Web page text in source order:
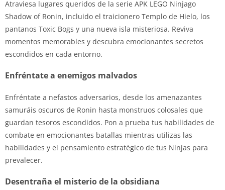
Atraviesa lugares queridos de la serie APK LEGO Ninjago
Shadow of Ronin, incluido el traicionero Templo de Hielo, los
pantanos Toxic Bogs y una nueva isla misteriosa. Reviva
momentos memorables y descubra emocionantes secretos
escondidos en cada entorno.
Enfréntate a enemigos malvados
Enfréntate a nefastos adversarios, desde los amenazantes
samuráis oscuros de Ronin hasta monstruos colosales que
guardan tesoros escondidos. Pon a prueba tus habilidades de
combate en emocionantes batallas mientras utilizas las
habilidades y el pensamiento estratégico de tus Ninjas para
prevalecer.
Desentraña el misterio de la obsidiana